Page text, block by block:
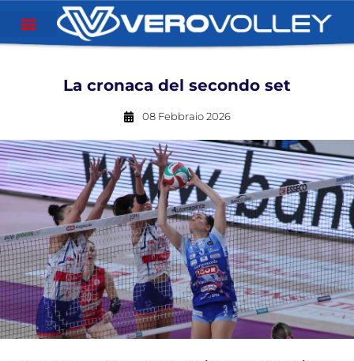
La cronaca del secondo set
08 Febbraio 2026